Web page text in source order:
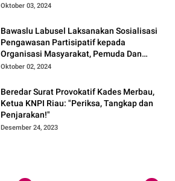
Oktober 03, 2024
Bawaslu Labusel Laksanakan Sosialisasi
Pengawasan Partisipatif kepada
Organisasi Masyarakat, Pemuda Dan
Agama Pada pilkada Serentak 2024
Oktober 02, 2024
Beredar Surat Provokatif Kades Merbau,
Ketua KNPI Riau: "Periksa, Tangkap dan
Penjarakan!"
Desember 24, 2023